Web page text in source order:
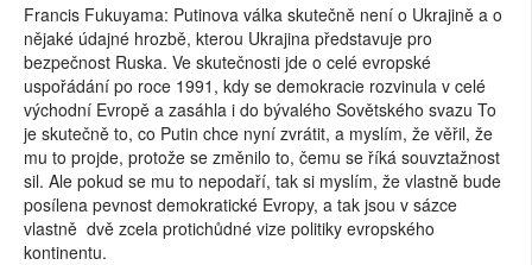
Francis Fukuyama: Putinova válka skutečně není o Ukrajině a o
nějaké údajné hrozbě, kterou Ukrajina představuje pro
bezpečnost Ruska. Ve skutečnosti jde o celé evropské
uspořádání po roce 1991, kdy se demokracie rozvinula v celé
východní Evropě a zasáhla i do bývalého Sovětského svazu To
je skutečně to, co Putin chce nyní zvrátit, a myslím, že věřil, že
mu to projde, protože se změnilo to, čemu se říká souvztažnost
sil. Ale pokud se mu to nepodaří, tak si myslím, že vlastně bude
posílena pevnost demokratické Evropy, a tak jsou v sázce
vlastně dvě zcela protichůdné vize politiky evropského
kontinentu.